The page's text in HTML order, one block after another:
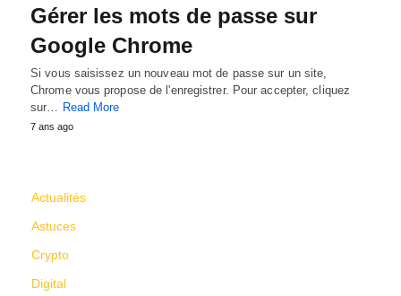
Gérer les mots de passe sur
Google Chrome
Si vous saisissez un nouveau mot de passe sur un site,
Chrome vous propose de l'enregistrer. Pour accepter, cliquez
sur… Read More
7 ans ago
Actualités
Astuces
Crypto
Digital